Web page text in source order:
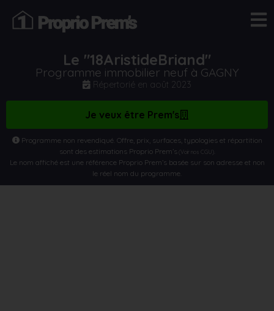
Le "18AristideBriand"
Programme immobilier neuf à GAGNY
Répertorié en août 2023
Je veux être Prem's
Programme non revendiqué. Offre, prix, surfaces, typologies et répartition
sont des estimations Proprio Prem’s(Voir nos CGU)
Le nom affiché est une référence Proprio Prem’s basée sur son adresse et non
le réel nom du programme.